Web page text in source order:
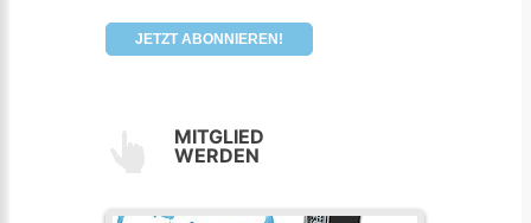
JETZT ABONNIEREN!
MITGLIED
WERDEN